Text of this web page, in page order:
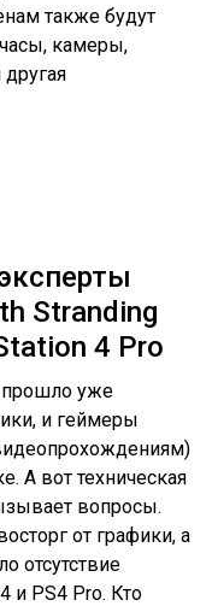
также будут
камеры,
Stranding
4 Pro
прошло уже
и геймеры
А вот техническая
вопросы.
от графики, а
отсутствие
и PS4 Pro. Кто